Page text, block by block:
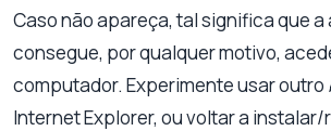
Caso não apareça, tal significa que
consegue, por qualquer motivo,
computador. Experimente usar outro
Internet Explorer, ou voltar a